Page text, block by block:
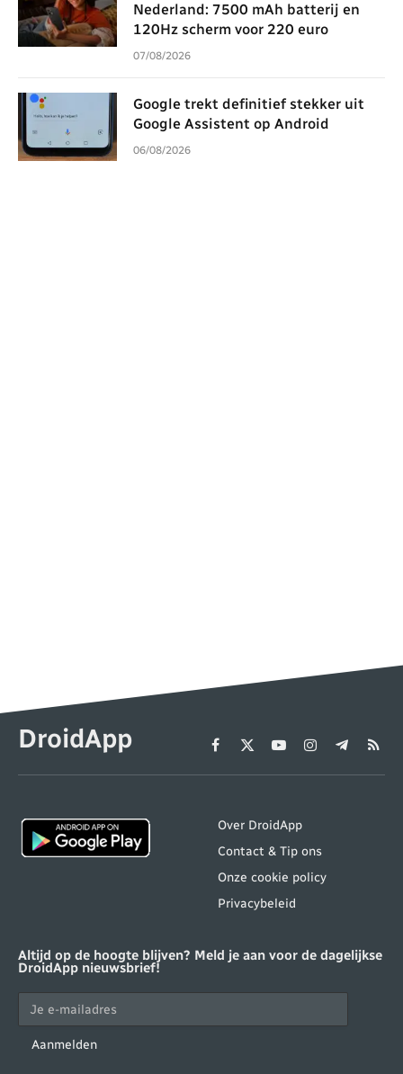
Nederland: 7500 mAh batterij en
120Hz scherm voor 220 euro
07/08/2026
Google trekt definitief stekker uit
Google Assistent op Android
06/08/2026
DroidApp Facebook
X
(Twitter)
YouTubeInstagram
Telegram
RSS
Over DroidApp
Contact & Tip ons
Onze cookie policy
Privacybeleid
Altijd op de hoogte blijven? Meld je aan voor de dagelijkse
DroidApp nieuwsbrief!
Aanmelden